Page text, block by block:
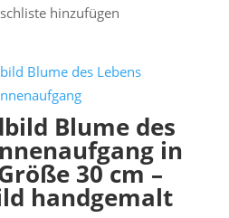
hinzufügen
Blume des
in
30 cm –
handgemalt